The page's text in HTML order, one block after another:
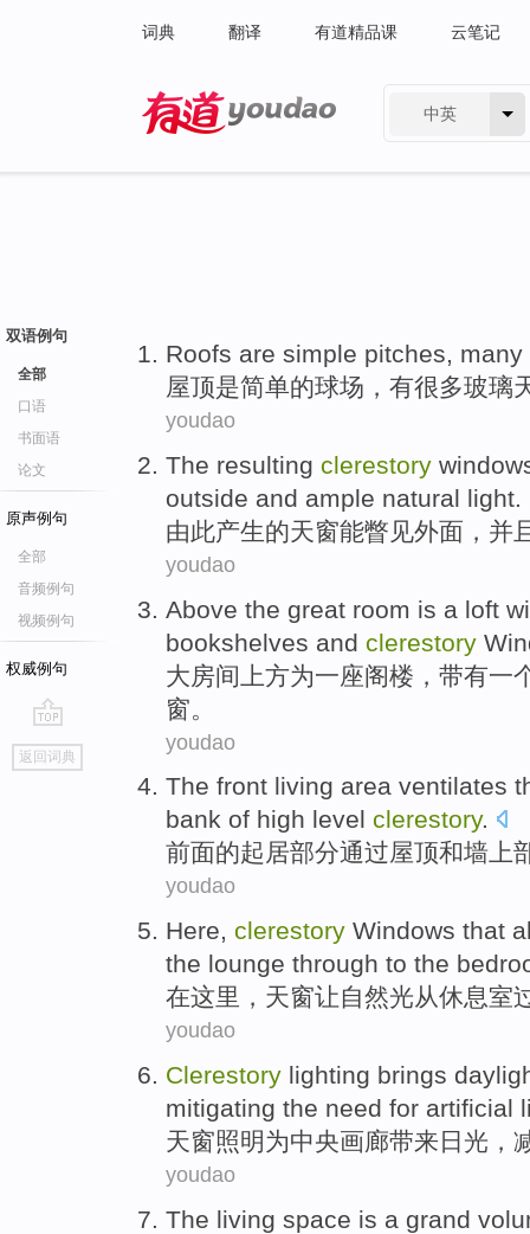
词典 翻译 有道精品课 云笔记
中英
双语例句
全部
口语
书面语
论文
原声例句
全部
音频例句
视频例句
权威例句
go
top
返回词典
Roofs are simple pitches, many
屋顶是简单的球场 ， 有很多玻璃
youdao
The resulting clerestory
outside and ample natural light.
由此产生的天窗能瞥见外面 ， 并
youdao
Above the great room is a loft
bookshelves and clerestory
大房间 上方为一座阁楼 ， 带有一
窗。
youdao
The front living area ventilates
bank of high level clerestory.
前面的起居部分通过屋顶和墙上
youdao
Here, clerestory Windows that
the lounge through to the
在这里 ， 天窗让自然光从休息室
youdao
Clerestory lighting brings
mitigating the need for artificial
天窗照明为中央画廊带来日光 ，
youdao
The living space is a grand